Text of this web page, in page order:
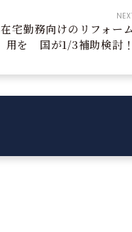
在宅勤務向けのリフォー
用を 国が1/3補助検討